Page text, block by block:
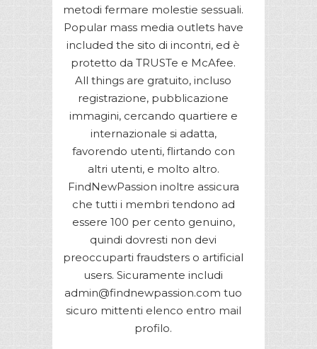
metodi fermare molestie sessuali.
Popular mass media outlets have
included the sito di incontri, ed è
protetto da TRUSTe e McAfee.
All things are gratuito, incluso
registrazione, pubblicazione
immagini, cercando quartiere e
internazionale si adatta,
favorendo utenti, flirtando con
altri utenti, e molto altro.
FindNewPassion inoltre assicura
che tutti i membri tendono ad
essere 100 per cento genuino,
quindi dovresti non devi
preoccuparti fraudsters o artificial
users. Sicuramente includi
admin@findnewpassion.com tuo
sicuro mittenti elenco entro mail
profilo.